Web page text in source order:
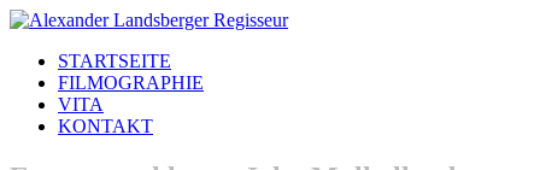
STARTSEITE
FILMOGRAPHIE
VITA
KONTAKT